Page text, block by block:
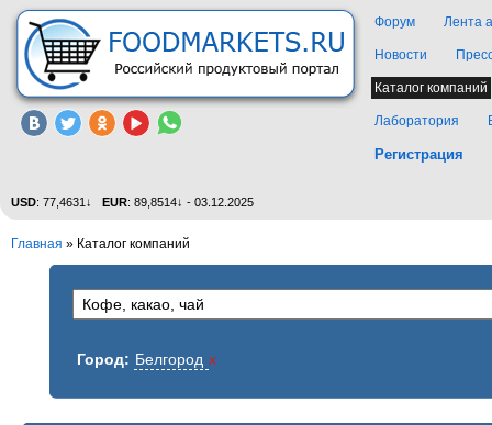
Форум Лента
Новости
Каталог компаний
Лаборатория
Регистрация
USD: 77,4631↓ EUR: 89,8514↓ - 03.12.2025
Главная » Каталог компаний
Город: Белгород x